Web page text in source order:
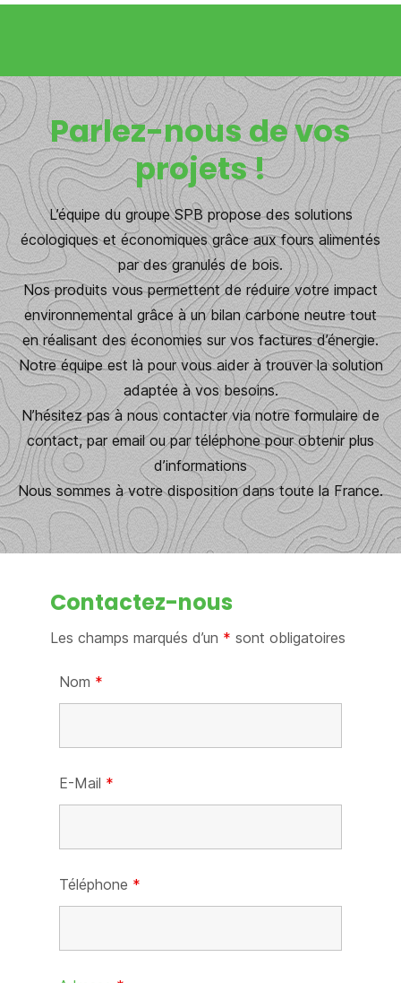
Parlez-nous de vos
projets !
L’équipe du groupe SPB propose des solutions
écologiques et économiques grâce aux fours alimentés
par des granulés de bois.
Nos produits vous permettent de réduire votre impact
environnemental grâce à un bilan carbone neutre tout
en réalisant des économies sur vos factures d’énergie.
Notre équipe est là pour vous aider à trouver la solution
adaptée à vos besoins.
N’hésitez pas à nous contacter via notre formulaire de
contact, par email ou par téléphone pour obtenir plus
d’informations
Nous sommes à votre disposition dans toute la France.
Contactez-nous
Les champs marqués d’un * sont obligatoires
Nom *
E-Mail *
Téléphone *